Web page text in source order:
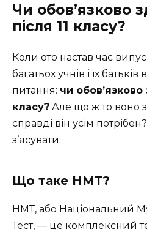
Чи обов’язково
після 11 класу?
Коли ото настав час
багатьох учнів і їх
питання: чи
класу? Але що ж то воно
справді він усім
з’ясувати.
Що таке НМТ?
НМТ, або Національний
Тест, — це комплексний